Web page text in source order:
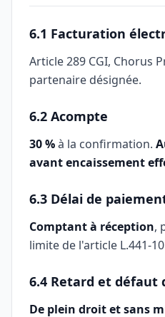
6.1 Facturation
Article 289 CGI, Chorus
partenaire désignée.
6.2 Acompte
30 %à la confirmation.
avant encaissement
6.3 Délai de
Comptant à réception,
limite de l'article L.441-
6.4 Retard et défaut
De plein droit et sans